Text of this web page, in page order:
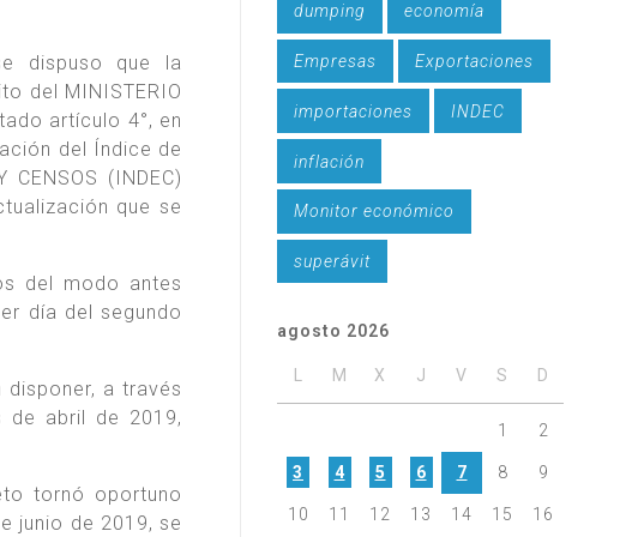
dispuso que la
del MINISTERIO
artículo 4°, en
del Índice de
(INDEC)
que se
del modo antes
día del segundo
a través
de abril de 2019,
tornó oportuno
junio de 2019, se
dumping economía
Empresas Exportaciones
importaciones INDEC
inflación
Monitor económico
superávit
agosto 2026
M X J V S D
1 2
3 4 5 6 7 8 9
10 11 12 13 14 15 16